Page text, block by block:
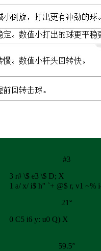
#3
3 r# \$ e3 \$ D; X
1 a/ x/ i$ h" `+ @$ r, v1 ~%
21°
0 C5 i6 y: u0 Q) X
59.5°